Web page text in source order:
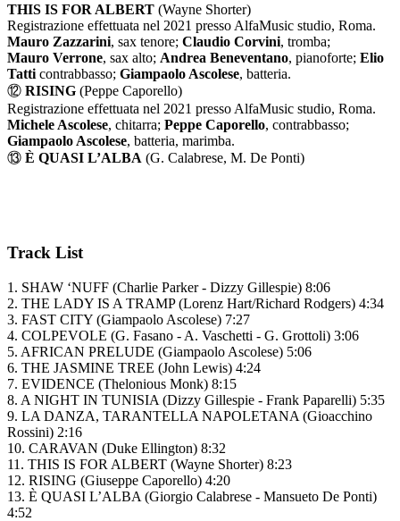
THIS IS FOR ALBERT (Wayne Shorter)
Registrazione effettuata nel 2021 presso AlfaMusic studio, Roma.
Mauro Zazzarini, sax tenore; Claudio Corvini, tromba;
Mauro Verrone, sax alto; Andrea Beneventano, pianoforte; Elio
Tatti contrabbasso; Giampaolo Ascolese, batteria.
⑫ RISING (Peppe Caporello)
Registrazione effettuata nel 2021 presso AlfaMusic studio, Roma.
Michele Ascolese, chitarra; Peppe Caporello, contrabbasso;
Giampaolo Ascolese, batteria, marimba.
⑬ È QUASI L’ALBA (G. Calabrese, M. De Ponti)
Track List
1. SHAW ‘NUFF (Charlie Parker - Dizzy Gillespie) 8:06
2. THE LADY IS A TRAMP (Lorenz Hart/Richard Rodgers) 4:34
3. FAST CITY (Giampaolo Ascolese) 7:27
4. COLPEVOLE (G. Fasano - A. Vaschetti - G. Grottoli) 3:06
5. AFRICAN PRELUDE (Giampaolo Ascolese) 5:06
6. THE JASMINE TREE (John Lewis) 4:24
7. EVIDENCE (Thelonious Monk) 8:15
8. A NIGHT IN TUNISIA (Dizzy Gillespie - Frank Paparelli) 5:35
9. LA DANZA, TARANTELLA NAPOLETANA (Gioacchino
Rossini) 2:16
10. CARAVAN (Duke Ellington) 8:32
11. THIS IS FOR ALBERT (Wayne Shorter) 8:23
12. RISING (Giuseppe Caporello) 4:20
13. È QUASI L’ALBA (Giorgio Calabrese - Mansueto De Ponti)
4:52